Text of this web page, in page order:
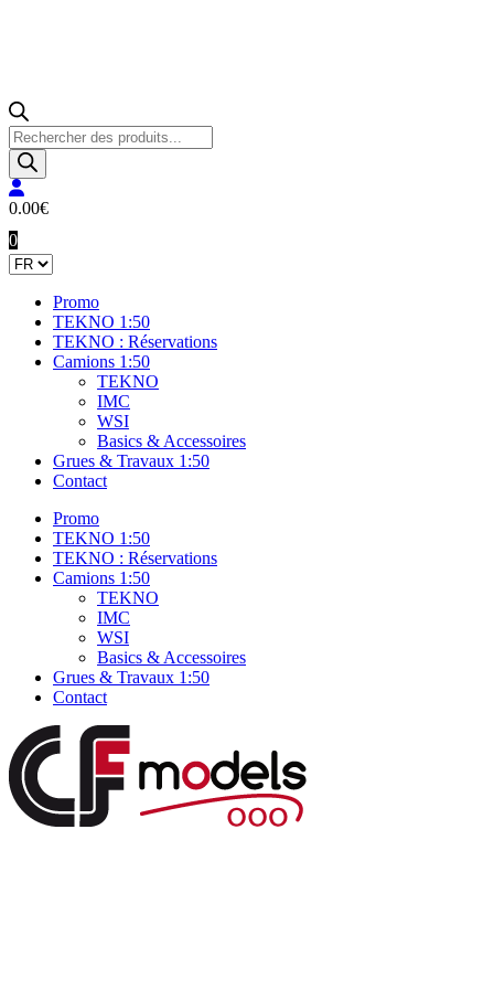
Recherche
de
produits
0.00€
0
Promo
TEKNO 1:50
TEKNO : Réservations
Camions 1:50
TEKNO
IMC
WSI
Basics & Accessoires
Grues & Travaux 1:50
Contact
Promo
TEKNO 1:50
TEKNO : Réservations
Camions 1:50
TEKNO
IMC
WSI
Basics & Accessoires
Grues & Travaux 1:50
Contact